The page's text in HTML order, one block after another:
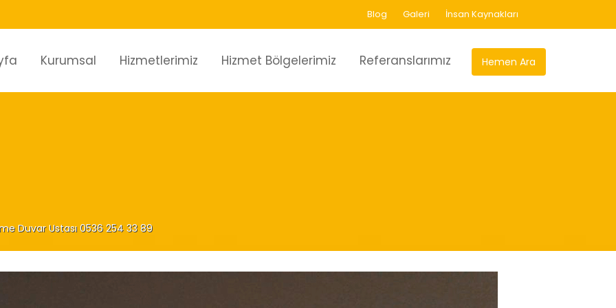
Blog Galeri İnsan Kaynakları
Hemen Ara
Kurumsal Hizmetlerimiz Hizmet Bölgelerimiz Referanslarımız
Duvar Ustası 0536 254 33 89